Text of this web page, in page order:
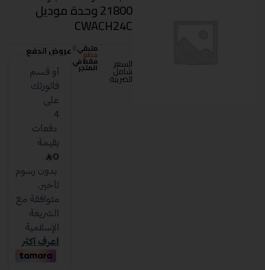
21800 وحدة موديل
CWACH24C
السعر
شامل
الضريبة
متبقي0
قطع
فقط في
المتجر
عروض الدفع